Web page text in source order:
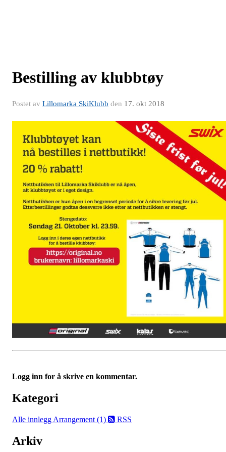
Bestilling av klubbtøy
Postet av Lillomarka SkiKlubb den 17. okt 2018
Logg inn for å skrive en kommentar.
Kategori
Alle innlegg Arrangement (1) RSS
Arkiv